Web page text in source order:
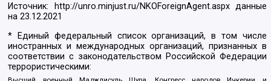
Источник: http://unro.minjust.ru/NKOForeignAgent.aspxданные
на23.12.2021
* Единый федеральный список организаций, в том числе
иностранных и международных организаций, признанных в
соответствии с законодательством Российской Федерации
террористическими: